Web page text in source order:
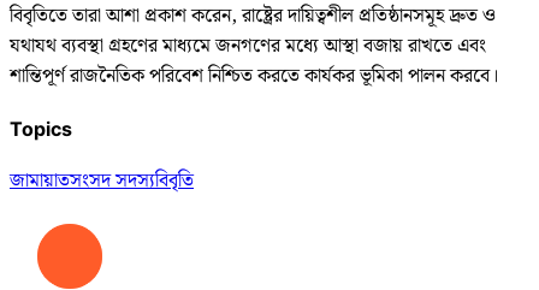
বিবৃতিতে তারা আশা প্রকাশ করেন, রাষ্ট্রের দায়িত্বশীল প্রতিষ্ঠানসমূহ দ্রুত ও
যথাযথ ব্যবস্থা গ্রহণের মাধ্যমে জনগণের মধ্যে আস্থা বজায় রাখতে এবং
শান্তিপূর্ণ রাজনৈতিক পরিবেশ নিশ্চিত করতে কার্যকর ভূমিকা পালন করবে।
Topics
জামায়াতসংসদ সদস্যবিবৃতি